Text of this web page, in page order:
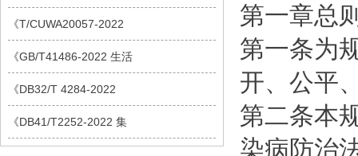
《T/CUWA20057-2022
《GB/T41486-2022 生活
《DB32/T 4284-2022
《DB41/T2252-2022 集
第一章总
第一条为
开、公平
第二条本
染病防治